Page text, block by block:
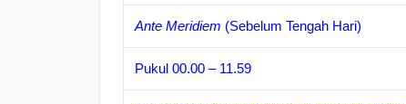
Ante Meridiem (Sebelum Tengah Hari)
Pukul 00.00 – 11.59